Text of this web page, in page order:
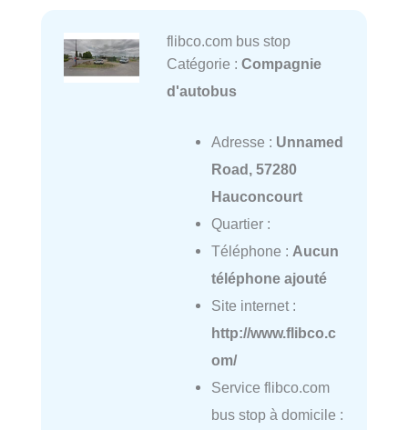
flibco.com bus stop
Catégorie : Compagnie
d'autobus
Adresse : Unnamed
Road, 57280
Hauconcourt
Quartier :
Téléphone : Aucun
téléphone ajouté
Site internet :
http://www.flibco.c
om/
Service flibco.com
bus stop à domicile :